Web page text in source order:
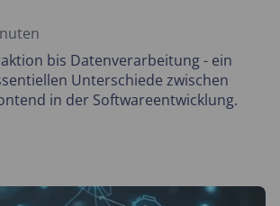
bis Datenverarbeitung - ein
Unterschiede zwischen
in der Softwareentwicklung.